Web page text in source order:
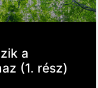
a
(1. rész)